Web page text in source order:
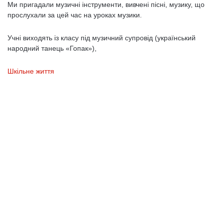
Ми пригадали музичні інструменти, вивчені пісні, музику, що
прослухали за цей час на уроках музики.
Учні виходять із класу під музичний супровід (український
народний танець «Гопак»),
Шкільне життя